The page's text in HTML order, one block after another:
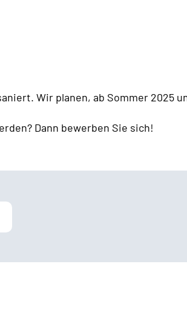
Wir planen, ab Sommer 2025
Dann bewerben Sie sich!